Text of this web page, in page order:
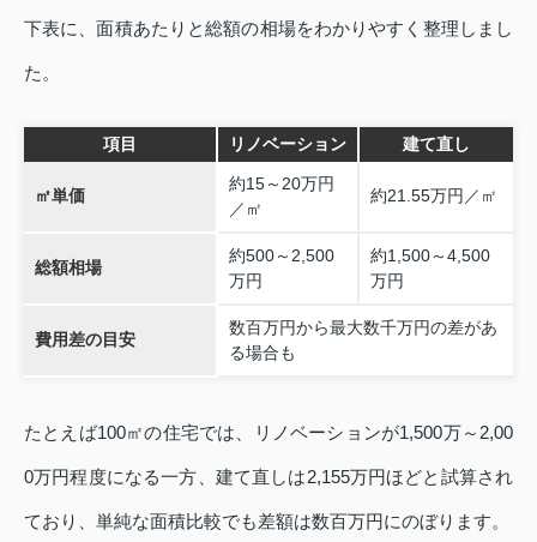
下表に、面積あたりと総額の相場をわかりやすく整理しまし
た。
項目 リノベーション 建て直し
㎡単価
約15～20万円
／㎡
約21.55万円／㎡
総額相場
約500～2,500
万円
約1,500～4,500
万円
費用差の目安
数百万円から最大数千万円の差があ
る場合も
たとえば100㎡の住宅では、リノベーションが1,500万～2,00
0万円程度になる一方、建て直しは2,155万円ほどと試算され
ており、単純な面積比較でも差額は数百万円にのぼります。